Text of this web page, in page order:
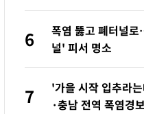
6
폭염 뚫고 폐터널
널' 피서 명소
7
'가을 시작 입추라
·충남 전역 폭염경보